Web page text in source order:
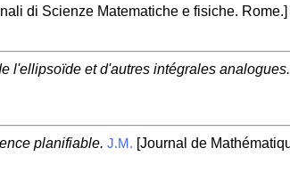
di Scienze Matematiche e fisiche. Rome.]
l'ellipsoïde et d'autres intégrales analogues.
planifiable. J.M. [Journal de